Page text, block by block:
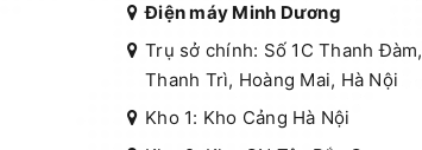
Điện máy Minh Dương
Trụ sở chính: Số 1C Thanh Đàm,
Thanh Trì, Hoàng Mai, Hà Nội
Kho 1: Kho Cảng Hà Nội